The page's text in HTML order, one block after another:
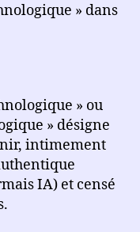
» dans
» ou
» désigne
intimement
IA) et censé